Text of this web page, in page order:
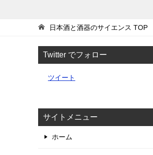
日本酒と酒器のサイエンス TOP
Twitter でフォロー
ツイート
サイトメニュー
ホーム